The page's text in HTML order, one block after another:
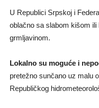
U Republici Srpskoj i
oblačno sa slabom kišom
grmljavinom.
Lokalno su moguće i
pretežno sunčano uz malu
Republičkog